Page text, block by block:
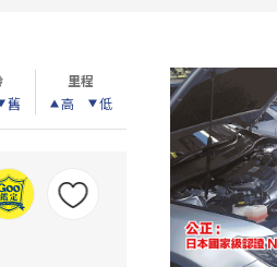
舊
里程
高
低